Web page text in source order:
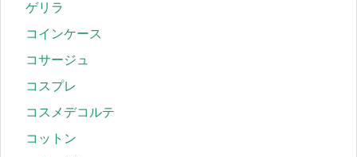
ゲリラ
コインケース
コサージュ
コスプレ
コスメデコルテ
コットン